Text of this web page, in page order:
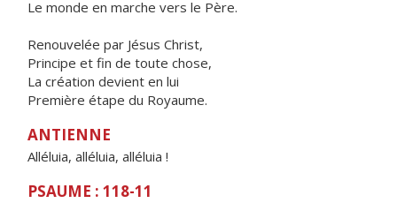
Le monde en marche vers le Père.
Renouvelée par Jésus Christ,
Principe et fin de toute chose,
La création devient en lui
Première étape du Royaume.
ANTIENNE
Alléluia, alléluia, alléluia !
PSAUME : 118-11